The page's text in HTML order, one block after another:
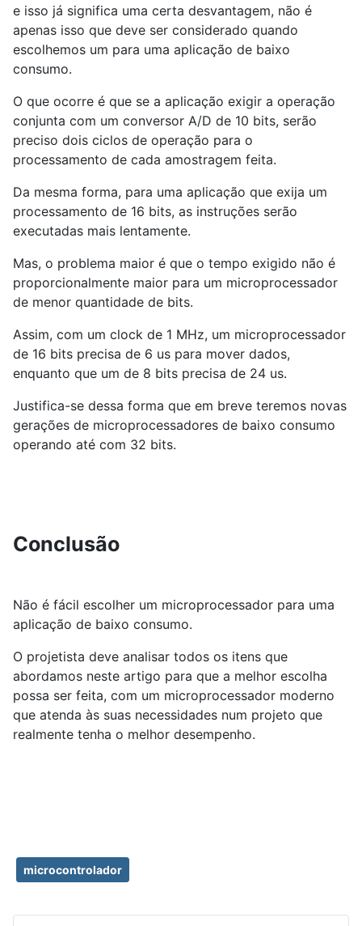
e isso já significa uma certa desvantagem, não é
apenas isso que deve ser considerado quando
escolhemos um para uma aplicação de baixo
consumo.
O que ocorre é que se a aplicação exigir a operação
conjunta com um conversor A/D de 10 bits, serão
preciso dois ciclos de operação para o
processamento de cada amostragem feita.
Da mesma forma, para uma aplicação que exija um
processamento de 16 bits, as instruções serão
executadas mais lentamente.
Mas, o problema maior é que o tempo exigido não é
proporcionalmente maior para um microprocessador
de menor quantidade de bits.
Assim, com um clock de 1 MHz, um microprocessador
de 16 bits precisa de 6 us para mover dados,
enquanto que um de 8 bits precisa de 24 us.
Justifica-se dessa forma que em breve teremos novas
gerações de microprocessadores de baixo consumo
operando até com 32 bits.
Conclusão
Não é fácil escolher um microprocessador para uma
aplicação de baixo consumo.
O projetista deve analisar todos os itens que
abordamos neste artigo para que a melhor escolha
possa ser feita, com um microprocessador moderno
que atenda às suas necessidades num projeto que
realmente tenha o melhor desempenho.
microcontrolador